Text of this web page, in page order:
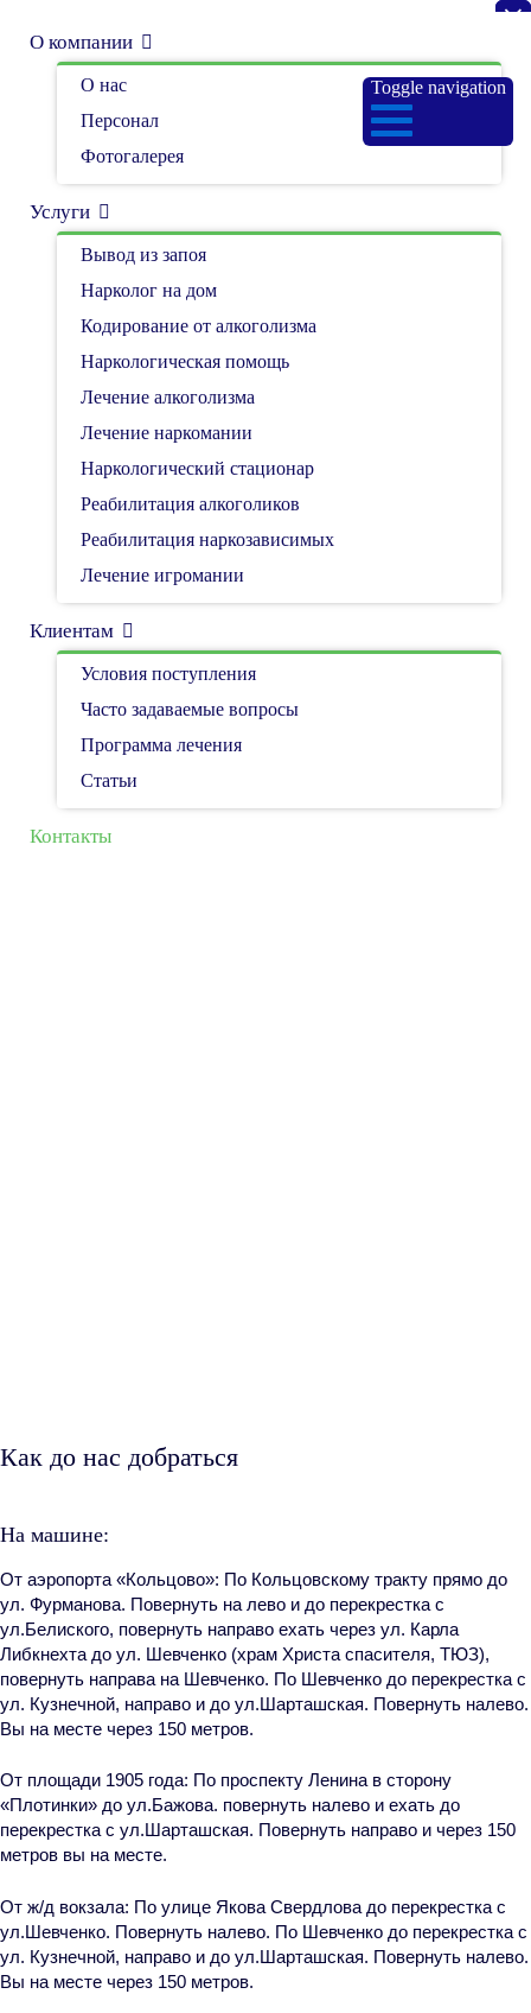
Toggle navigation
О компании
О нас
Персонал
Фотогалерея
Услуги
Вывод из запоя
Нарколог на дом
Кодирование от алкоголизма
Наркологическая помощь
Лечение алкоголизма
Лечение наркомании
Наркологический стационар
Реабилитация алкоголиков
Реабилитация наркозависимых
Лечение игромании
Клиентам
Условия поступления
Часто задаваемые вопросы
Программа лечения
Статьи
Контакты
8 (343) 379-46-04
О компании
О нас
Персонал
Фотогалерея
Услуги
Вывод из запоя
Нарколог на дом
Кодирование от алкоголизма
Наркологическая помощь
Лечение алкоголизма
Лечение наркомании
Наркологический стационар
Реабилитация алкоголиков
Реабилитация наркозависимых
Лечение игромании
Клиентам
Условия поступления
Часто задаваемые вопросы
Программа лечения
Статьи
Контакты
Контакты
Контакты
8 (983) 379-46-04
Адрес центра
г. Екатеринбург
пн-вс круглосуточно
info@nezavisimost66.ru
Как до нас добраться
На машине:
От аэропорта «Кольцово»: По Кольцовскому тракту прямо до
ул. Фурманова. Повернуть на лево и до перекрестка с
ул.Белиского, повернуть направо ехать через ул. Карла
Либкнехта до ул. Шевченко (храм Христа спасителя, ТЮЗ),
повернуть направа на Шевченко. По Шевченко до перекрестка с
ул. Кузнечной, направо и до ул.Шарташская. Повернуть налево.
Вы на месте через 150 метров.
От площади 1905 года: По проспекту Ленина в сторону
«Плотинки» до ул.Бажова. повернуть налево и ехать до
перекрестка с ул.Шарташская. Повернуть направо и через 150
метров вы на месте.
От ж/д вокзала: По улице Якова Свердлова до перекрестка с
ул.Шевченко. Повернуть налево. По Шевченко до перекрестка с
ул. Кузнечной, направо и до ул.Шарташская. Повернуть налево.
Вы на месте через 150 метров.
×
×
×